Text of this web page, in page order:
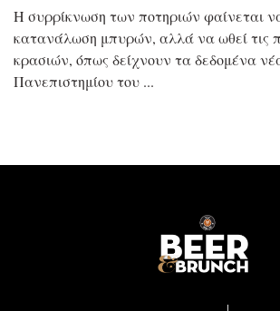
Η συρρίκνωση των ποτηριών φαίνεται
κατανάλωση μπυρών, αλλά να ωθεί τις
κρασιών, όπως δείχνουν τα δεδομένα
Πανεπιστημίου του